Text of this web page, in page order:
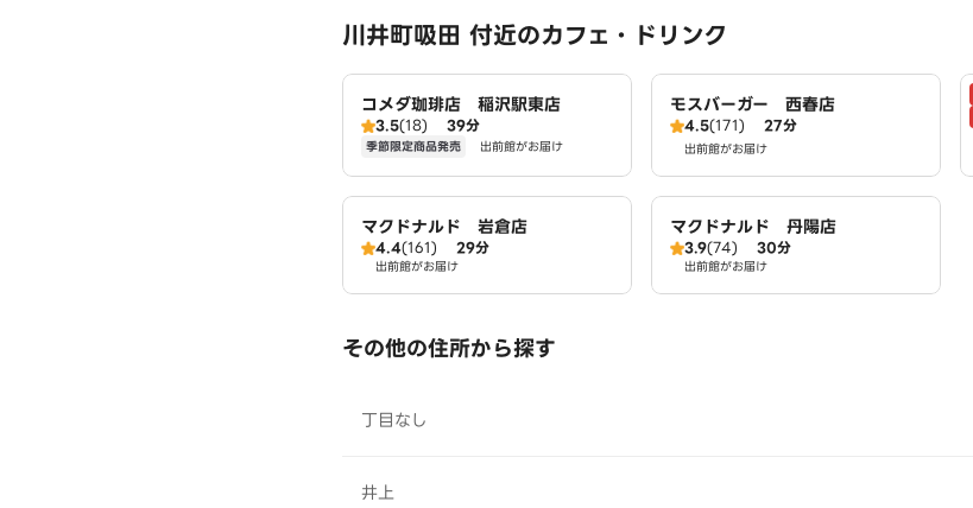
川井町吸田 付近のカフェ・ドリンク
コメダ珈琲店 稲沢駅東店
3.5(18) 39分
季節限定商品発売 出前館がお届け
モスバーガー 西春店
4.5(171) 27分
出前館がお届け
マクドナルド 岩倉店
4.4(161) 29分
出前館がお届け
マクドナルド 丹陽店
3.9(74) 30分
出前館がお届け
その他の住所から探す
丁目なし
井上